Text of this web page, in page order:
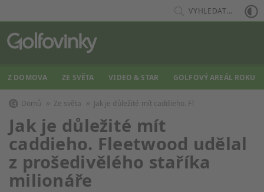
VYHLEDAT...
Z DOMOVA ZE SVĚTA VIDEO & STAR GOLFOVÝ AREÁL ROKU
Domů Ze světa Jak je důležité mít caddieho. Fl
Jak je důležité mít
caddieho. Fleetwood udělal
z prošedivělého staříka
milionáře